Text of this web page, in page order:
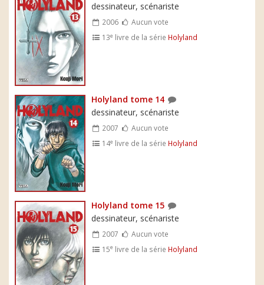
dessinateur, scénariste
2006
Aucun vote
13e livre de la série Holyland
Holyland tome 14
dessinateur, scénariste
2007
Aucun vote
14e livre de la série Holyland
Holyland tome 15
dessinateur, scénariste
2007
Aucun vote
15e livre de la série Holyland